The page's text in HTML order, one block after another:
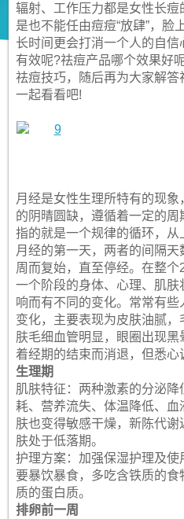
辐射、工作压力都是女性长
是也不能任由痘痘“放肆”，脸
长时间更会打消一个人的自
有效呢?祛痘产品哪个效果好
祛痘技巧，随后再为大家解
一起看看吧!
月经是女性生理所特有的现
的阴晴圆缺，遵循着一定的周
指的就是一个规律的循环，
月经的第一天，两者的间隔
周而复始，直至停经。在整
一个阶段的身体、心理、肌
响而有不同的变化。常常有
变化，主要表现为皮肤油腻
肤毛细血管明显，眼圈出现
着经期的结束而消退，但悉心
生理期
肌肤特征：两种激素的分泌
耗、营养流失、体温降低、
肤也变得敏感干燥，新陈代
肤处于低落期。
护理方案：加强保湿护理及
要暴饮暴食，多吃含铁质的
质的蛋白质。
排卵前一周